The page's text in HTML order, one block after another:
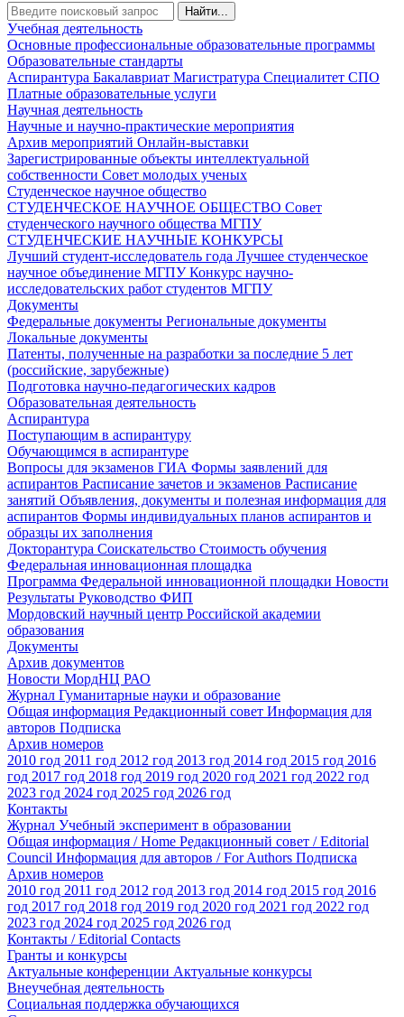
Найти...
Учебная деятельность
Основные профессиональные образовательные программы
Образовательные стандарты
Аспирантура Бакалавриат Магистратура Специалитет СПО
Платные образовательные услуги
Научная деятельность
Научные и научно-практические мероприятия
Архив мероприятий Онлайн-выставки
Зарегистрированные объекты интеллектуальной
собственности Совет молодых ученых
Студенческое научное общество
СТУДЕНЧЕСКОЕ НАУЧНОЕ ОБЩЕСТВО Совет
студенческого научного общества МГПУ
СТУДЕНЧЕСКИЕ НАУЧНЫЕ КОНКУРСЫ
Лучший студент-исследователь года Лучшее студенческое
научное объединение МГПУКонкурс научно-
исследовательских работ студентов МГПУ
Документы
Федеральные документы Региональные документы
Локальные документы
Патенты, полученные на разработки за последние 5 лет
(российские, зарубежные)
Подготовка научно-педагогических кадров
Образовательная деятельность
Аспирантура
Поступающим в аспирантуру
Обучающимся в аспирантуре
Вопросы для экзаменов ГИА Формы заявлений для
аспирантов Расписание зачетов и экзаменов Расписание
занятий Объявления, документы и полезная информация для
аспирантов Формы индивидуальных планов аспирантов и
образцы их заполнения
Докторантура Соискательство Стоимость обучения
Федеральная инновационная площадка
Программа Федеральной инновационной площадки Новости
Результаты Руководство ФИП
Мордовский научный центр Российской академии
образования
Документы
Архив документов
Новости МордНЦ РАО
Журнал Гуманитарные науки и образование
Общая информация Редакционный совет Информация для
авторов Подписка
Архив номеров
2010 год 2011 год 2012 год 2013 год 2014 год 2015 год 2016
год 2017 год 2018 год 2019 год 2020 год 2021 год 2022 год
2023 год 2024 год 2025 год 2026 год
Контакты
Журнал Учебный эксперимент в образовании
Общая информация / Home Редакционный совет / Editorial
Council Информация для авторов / For Authors Подписка
Архив номеров
2010 год 2011 год 2012 год 2013 год 2014 год 2015 год 2016
год 2017 год 2018 год 2019 год 2020 год 2021 год 2022 год
2023 год 2024 год 2025 год 2026 год
Контакты / Editorial Contacts
Гранты и конкурсы
Актуальные конференции Актуальные конкурсы
Внеучебная деятельность
Социальная поддержка обучающихся